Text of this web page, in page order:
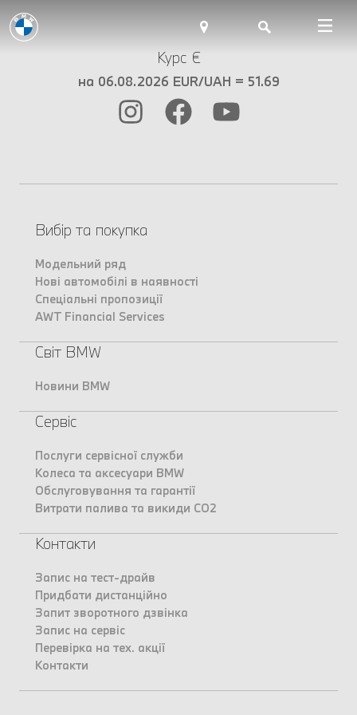
Курс €
на 06.08.2026 EUR/UAH = 51.69
Вибір та покупка
Модельний ряд
Нові автомобілі в наявності
Спеціальні пропозиції
AWT Financial Services
Світ BMW
Новини BMW
Сервіс
Послуги сервісної служби
Колеса та аксесуари BMW
Обслуговування та гарантії
Витрати палива та викиди CO2
Контакти
Запис на тест-драйв
Придбати дистанційно
Запит зворотного дзвінка
Запис на сервіс
Перевірка на тех. акції
Контакти